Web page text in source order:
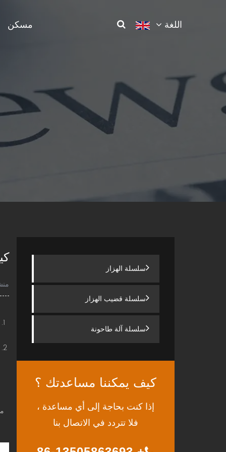
اللغة مسكن
سلسلة الهزاز
سلسلة قضيب الهزاز
سلسلة آلة طاحونة
كيف يمكننا مساعدتك ؟
إذا كنت بحاجة إلى أي مساعدة ،
فلا تتردد في الاتصال بنا